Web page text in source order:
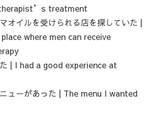
treatment
オイルを受けられる店を探していた |
where men can receive
| I had a good experience at
ューがあった | The menu I wanted